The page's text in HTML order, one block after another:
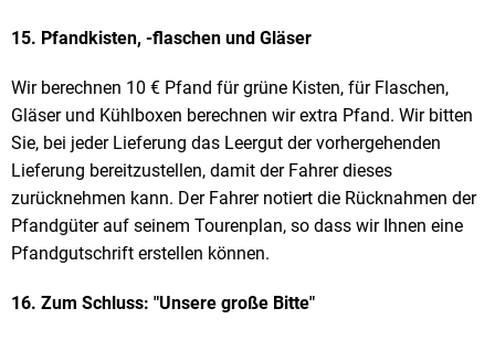
15. Pfandkisten, -flaschen und Gläser
Wir berechnen 10 € Pfand für grüne Kisten, für Flaschen,
Gläser und Kühlboxen berechnen wir extra Pfand. Wir bitten
Sie, bei jeder Lieferung das Leergut der vorhergehenden
Lieferung bereitzustellen, damit der Fahrer dieses
zurücknehmen kann. Der Fahrer notiert die Rücknahmen der
Pfandgüter auf seinem Tourenplan, so dass wir Ihnen eine
Pfandgutschrift erstellen können.
16. Zum Schluss: "Unsere große Bitte"